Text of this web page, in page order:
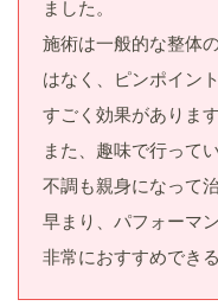
ました。
施術は一般的な整体
はなく、ピンポイン
すごく効果があります
また、趣味で行って
不調も親身になって
早まり、パフォーマ
非常におすすめでき